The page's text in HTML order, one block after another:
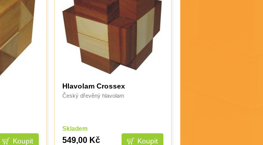
Hlavolam Crossex
Český dřevěný hlavolam
Skladem
549,00 Kč